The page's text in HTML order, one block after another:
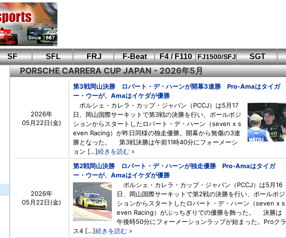
SF SFL FRJ F-Beat
F4 / F110
FIA-F4
F110 CUP
FJ1500/SFJ
鈴鹿・岡山
もてぎ・菅生
筑波・冨士
Aポリス
SFJ D-Cup
SFJ日本一
SGT
PORSCHE CARRERA CUP JAPAN - 2026年5月
2026年
05月22日(金)
第3戦岡山決勝 ロバート・デ・ハーンが開幕3連勝 Pro-Amaはタイガ
ー・ウーが、Amaはイケダが優勝
ポルシェ・カレラ・カップ・ジャパン（PCCJ）は5月17
日、岡山国際サーキットで第3戦の決勝を行い、ポールポジ
ションからスタートしたロバート・デ・ハーン（seven x s
even Racing）が昨日同様の独走優勝。開幕から無傷の3連
勝となった。 第3戦決勝は午前11時40分にフォーメーシ
ョン […]続きを読む »
2026年
05月22日(金)
第2戦岡山決勝 ロバート・デ・ハーンが独走優勝 Pro-Amaはタイガ
ー・ウーが、Amaはイケダが優勝
ポルシェ・カレラ・カップ・ジャパン（PCCJ）は5月16
日、岡山国際サーキットで第2戦の決勝を行い、ポールポジ
ションからスタートしたロバート・デ・ハーン（seven x s
even Racing）がぶっちぎりでの優勝を飾った。 決勝は
午後時50分にフォーメーションラップが始まった。Proクラ
ス4 […]続きを読む »